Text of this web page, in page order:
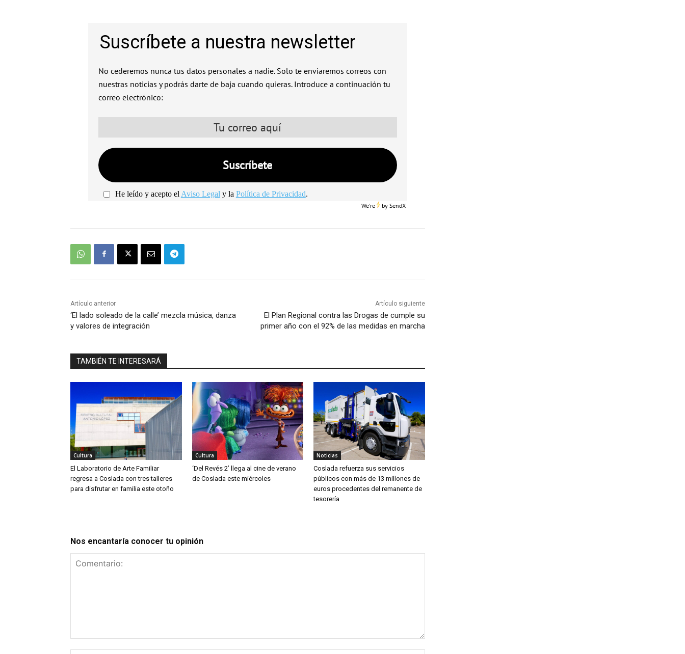
Suscríbete a nuestra newsletter
No cederemos nunca tus datos personales a nadie. Solo te enviaremos correos con
nuestras noticias y podrás darte de baja cuando quieras. Introduce a continuación tu
correo electrónico:
He leído y acepto el Aviso Legal y la Política de Privacidad.
We're bySendX
Artículo anterior
‘El lado soleado de la calle’ mezcla música, danza
y valores de integración
Artículo siguiente
El Plan Regional contra las Drogas de cumple su
primer año con el 92% de las medidas en marcha
TAMBIÉN TE INTERESARÁ
Cultura
El Laboratorio de Arte Familiar
regresa a Coslada con tres talleres
para disfrutar en familia este otoño
Cultura
‘Del Revés 2’ llega al cine de verano
de Coslada este miércoles
Noticias
Coslada refuerza sus servicios
públicos con más de 13 millones de
euros procedentes del remanente de
tesorería
Nos encantaría conocer tu opinión